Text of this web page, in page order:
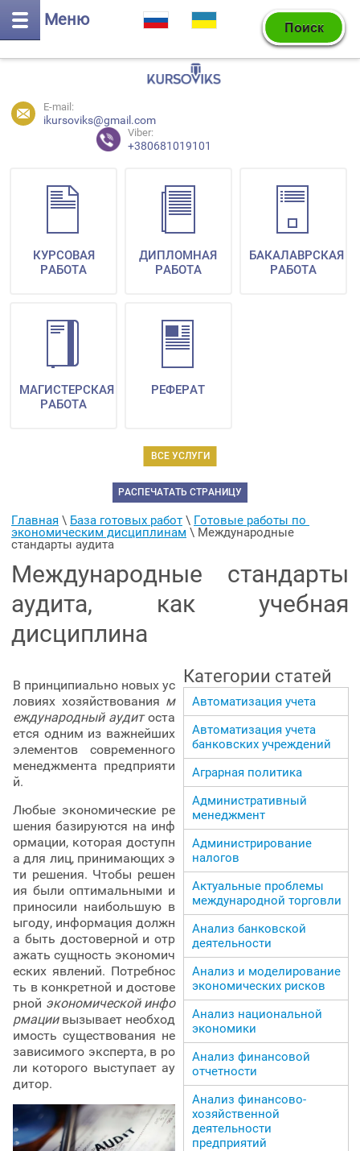
Меню
E-mail:
ikursoviks@gmail.com
Viber:
+380681019101
ВСЕ УСЛУГИ
КУРСОВАЯ
РАБОТА
ДИПЛОМНАЯ
РАБОТА
БАКАЛАВРСКАЯ
РАБОТА
МАГИСТЕРСКАЯ
РАБОТА
РЕФЕРАТ
РАСПЕЧАТАТЬ СТРАНИЦУ
Главная \ База готовых работ \ Готовые работы по
экономическим дисциплинам \ Международные
стандарты аудита
Международные стандарты
аудита, как учебная
дисциплина
В принципиально новых ус
ловиях хозяйствования м
еждународный аудитоста
ется одним из важнейших
элементов современного
менеджмента предприяти
й.
Любые экономические ре
шения базируются на инф
ормации, которая доступн
а для лиц, принимающих э
ти решения. Чтобы решен
ия были оптимальными и
приносили наибольшую в
ыгоду, информация должн
а быть достоверной и отр
ажать сущность экономич
еских явлений. Потребнос
ть в конкретной и достове
рной экономической инфо
рмациивызывает необход
имость существования не
зависимого эксперта, в ро
ли которого выступает ау
дитор.
Категории статей
Автоматизация учета
Автоматизация учета
банковских учреждений
Аграрная политика
Административный
менеджмент
Администрирование
налогов
Актуальные проблемы
международной торговли
Анализ банковской
деятельности
Анализ и моделирование
экономических рисков
Анализ национальной
экономики
Анализ финансовой
отчетности
Анализ финансово-
хозяйственной
деятельности
предприятий